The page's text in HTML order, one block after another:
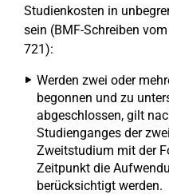
Studienkosten in
sein (BMF-Schreiben
721):
Werden zwei oder
begonnen und zu
abgeschlossen, gilt
Studienganges der
Zweitstudium mit der
Zeitpunkt die
berücksichtigt werden.